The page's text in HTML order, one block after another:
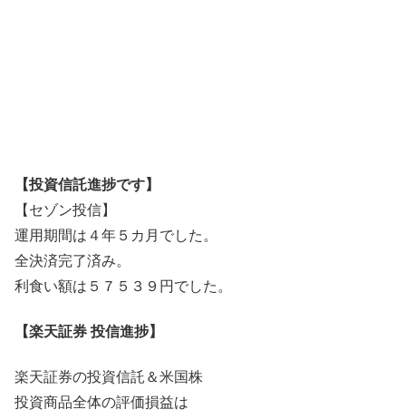
【投資信託進捗です】
【セゾン投信】
運用期間は４年５カ月でした。
全決済完了済み。
利食い額は５７５３９円でした。
【楽天証券 投信進捗】
楽天証券の投資信託＆米国株
投資商品全体の評価損益は